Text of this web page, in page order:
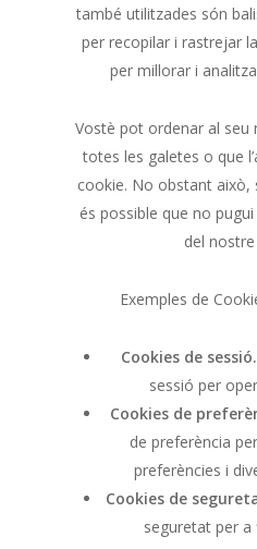
també utilitzades són
per recopilar i rastrejar
per millorar i
Vostè pot ordenar al seu
totes les galetes o que
cookie. No obstant això,
és possible que no
del nostre
Exemples de
Cookies de sessió.
sessió per
Cookies de
de preferència
preferències i
Cookies de
seguretat per a